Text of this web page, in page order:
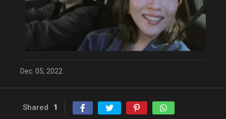
Dec. 05, 2022
Shared 1